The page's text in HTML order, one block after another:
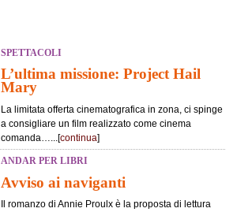
SPETTACOLI
L’ultima missione: Project Hail
Mary
La limitata offerta cinematografica in zona, ci spinge
a consigliare un film realizzato come cinema
comanda…...[continua]
ANDAR PER LIBRI
Avviso ai naviganti
Il romanzo di Annie Proulx è la proposta di lettura